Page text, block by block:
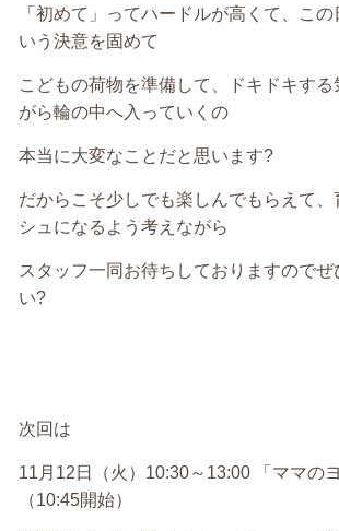
「初めて」ってハードルが高くて、こ
いう決意を固めて
こどもの荷物を準備して、ドキドキす
がら輪の中へ入っていくの
本当に大変なことだと思います?
だからこそ少しでも楽しんでもらえて、
シュになるよう考えながら
スタッフ一同お待ちしておりますのでぜ
い?
次回は
11 月 12 日（火） 10:30～ 13:00
「ママの
（10:45開始）